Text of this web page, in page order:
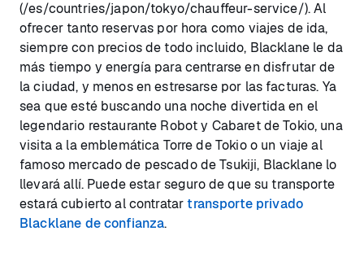
(/es/countries/japon/tokyo/chauffeur-service/). Al
ofrecer tanto reservas por hora como viajes de ida,
siempre con precios de todo incluido, Blacklane le da
más tiempo y energía para centrarse en disfrutar de
la ciudad, y menos en estresarse por las facturas. Ya
sea que esté buscando una noche divertida en el
legendario restaurante Robot y Cabaret de Tokio, una
visita a la emblemática Torre de Tokio o un viaje al
famoso mercado de pescado de Tsukiji, Blacklane lo
llevará allí. Puede estar seguro de que su transporte
estará cubierto al contratartransporte privado
Blacklane de confianza.